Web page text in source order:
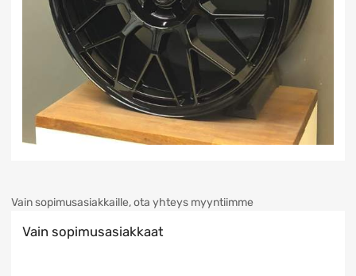
Vain sopimusasiakkaille, ota yhteys myyntiimme
Vain sopimusasiakkaat